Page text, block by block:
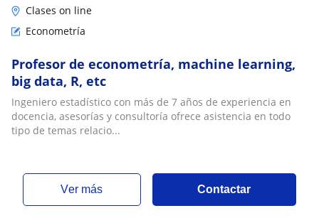
Clases on line
Econometría
Profesor de econometría, machine learning,
big data, R, etc
Ingeniero estadístico con más de 7 años de experiencia en
docencia, asesorías y consultoría ofrece asistencia en todo
tipo de temas relacio...
ver más Contactar